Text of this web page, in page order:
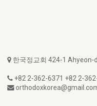
한국정교회 424-1 Ahyeon-
+82 2-362-6371 +82 2-